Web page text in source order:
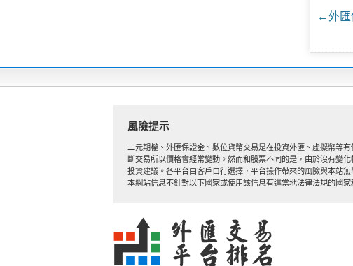
←外匯
風險提示
二元期權、外匯保證金、數位貨幣交易是在投資外匯、虛擬幣等
斷交易所以價格會經常變動。然而和股票不同的是，由於沒有變
投資建議。各平台由客戶自行選擇，平台操作帶來的風險與本站
本網站信息不針對以下國家或使用該信息有違當地法律法規的國家